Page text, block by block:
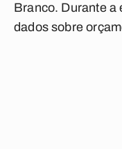
Branco. Durante a
dados sobre